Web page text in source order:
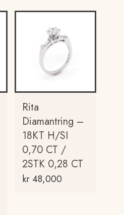
Rita
Diamantring –
18KT H/SI
0,70 CT /
2STK 0,28 CT
kr48,000